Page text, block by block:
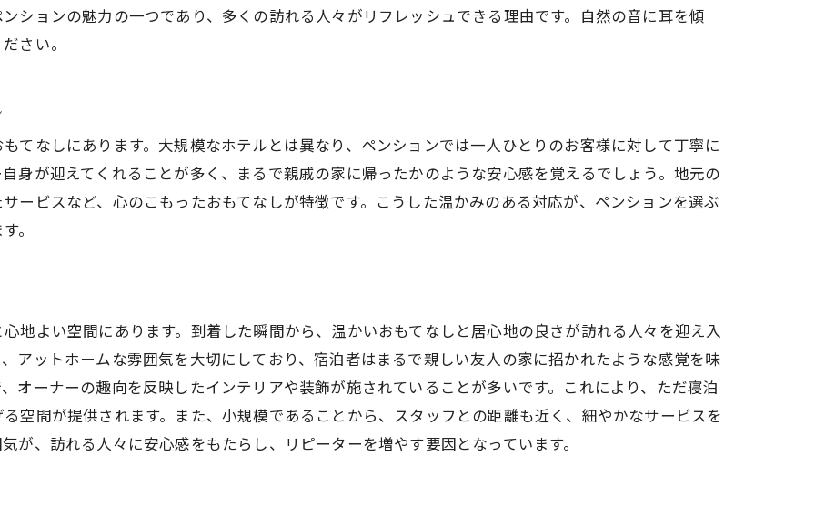
行者が求めるペンションの条件
ンション選びで失敗しないコツ
の花々を満喫する方法
の涼を求めて森を散策
の紅葉を堪能するペンションの魅力
の雪景色と温かいおもてなし
節に応じたアクティビティの楽しみ方
泊者に寄り添うサービスの重要性
もてなしの心が作る特別な思い出
ンションのおもてなしと地域文化
ピーターが選ぶ理由とは
に残るペンションの特徴
ションの魅力の一つであり、多くの訪れる人々がリフレッシュできる理由です。自然の音に耳を傾
さい。
てなしにあります。大規模なホテルとは異なり、ペンションでは一人ひとりのお客様に対して丁寧に
身が迎えてくれることが多く、まるで親戚の家に帰ったかのような安心感を覚えるでしょう。地元の
ービスなど、心のこもったおもてなしが特徴です。こうした温かみのある対応が、ペンションを選ぶ
。
地よい空間にあります。到着した瞬間から、温かいおもてなしと居心地の良さが訪れる人々を迎え入
アットホームな雰囲気を大切にしており、宿泊者はまるで親しい友人の家に招かれたような感覚を味
オーナーの趣向を反映したインテリアや装飾が施されていることが多いです。これにより、ただ寝泊
空間が提供されます。また、小規模であることから、スタッフとの距離も近く、細やかなサービスを
が、訪れる人々に安心感をもたらし、リピーターを増やす要因となっています。